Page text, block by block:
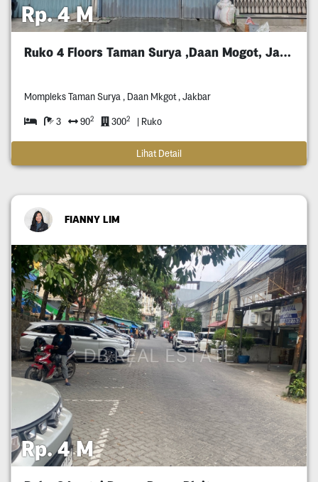
Rp. 4 M
Ruko 4 Floors Taman Surya ,Daan Mogot, Jakbar
Mompleks Taman Surya , Daan Mkgot , Jakbar
3 902 3002 | Ruko
Lihat Detail
FIANNY LIM
Rp. 4 M